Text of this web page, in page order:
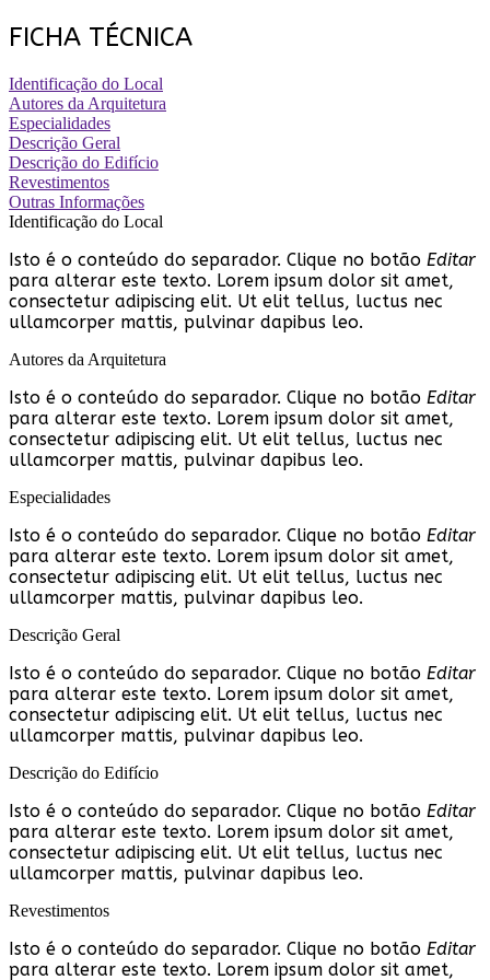
FICHA TÉCNICA
Identificação do Local
Autores da Arquitetura
Especialidades
Descrição Geral
Descrição do Edifício
Revestimentos
Outras Informações
Identificação do Local
Isto é o conteúdo do separador. Clique no botão Editar
para alterar este texto. Lorem ipsum dolor sit amet,
consectetur adipiscing elit. Ut elit tellus, luctus nec
ullamcorper mattis, pulvinar dapibus leo.
Autores da Arquitetura
Isto é o conteúdo do separador. Clique no botão Editar
para alterar este texto. Lorem ipsum dolor sit amet,
consectetur adipiscing elit. Ut elit tellus, luctus nec
ullamcorper mattis, pulvinar dapibus leo.
Especialidades
Isto é o conteúdo do separador. Clique no botão Editar
para alterar este texto. Lorem ipsum dolor sit amet,
consectetur adipiscing elit. Ut elit tellus, luctus nec
ullamcorper mattis, pulvinar dapibus leo.
Descrição Geral
Isto é o conteúdo do separador. Clique no botão Editar
para alterar este texto. Lorem ipsum dolor sit amet,
consectetur adipiscing elit. Ut elit tellus, luctus nec
ullamcorper mattis, pulvinar dapibus leo.
Descrição do Edifício
Isto é o conteúdo do separador. Clique no botão Editar
para alterar este texto. Lorem ipsum dolor sit amet,
consectetur adipiscing elit. Ut elit tellus, luctus nec
ullamcorper mattis, pulvinar dapibus leo.
Revestimentos
Isto é o conteúdo do separador. Clique no botão Editar
para alterar este texto. Lorem ipsum dolor sit amet,